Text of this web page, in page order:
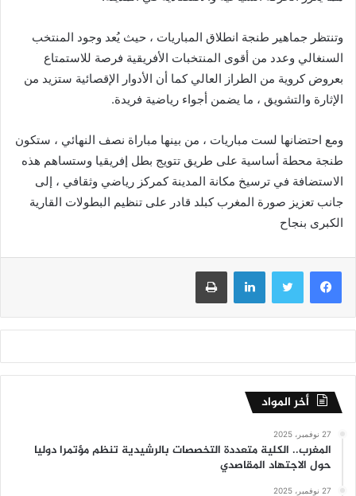
وتنتظر جماهير طنجة انطلاق المباريات ، حيث يُعد وجود المنتخب
السنغالي وعدد من أقوى المنتخبات الأفريقية فرصة للاستمتاع
بعروض كروية من الطراز العالي كما أن الأدوار الإقصائية ستزيد من
الإثارة والتشويق ، ما يضمن أجواء رياضية فريدة.
ومع احتضانها لست مباريات ، من بينها مباراة نصف النهائي ، ستكون
طنجة محطة أساسية على طريق تتويج بطل إفريقيا وستساهم هذه
الاستضافة في ترسيخ مكانة المدينة كمركز رياضي وثقافي ، إلى
جانب تعزيز صورة المغرب كبلد قادر على تنظيم البطولات القارية
الكبرى بنجاح
فيسبوك تويتر لينكدإن طباعة
أخر المواد
27 نوفمبر، 2025
المغرب.. الكلية متعددة التخصصات بالرشيدية تنظم مؤتمرا دوليا
حول الاجتهاد المقاصدي
27 نوفمبر، 2025